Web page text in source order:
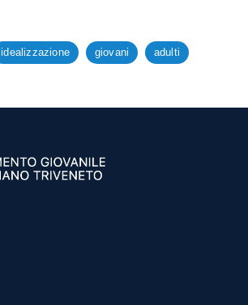
idealizzazione giovani adulti